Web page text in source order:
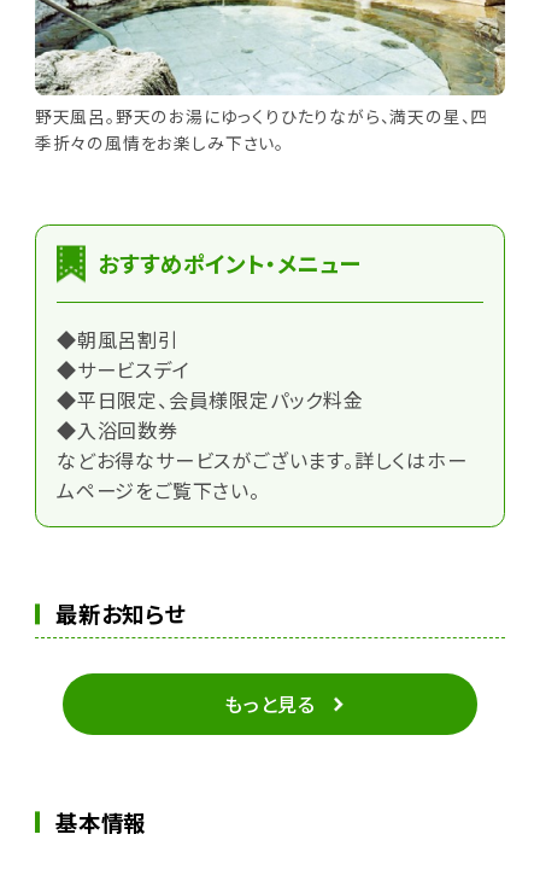
野天風呂。野天のお湯にゆっくりひたりながら、満天の星、四
季折々の風情をお楽しみ下さい。
おすすめポイント・メニュー
◆朝風呂割引
◆サービスデイ
◆平日限定、会員様限定パック料金
◆入浴回数券
などお得なサービスがございます。詳しくはホー
ムページをご覧下さい。
最新お知らせ
もっと見る
基本情報